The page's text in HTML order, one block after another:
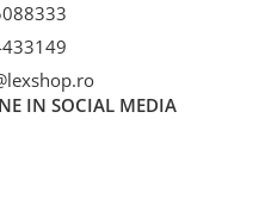
IN SOCIAL MEDIA